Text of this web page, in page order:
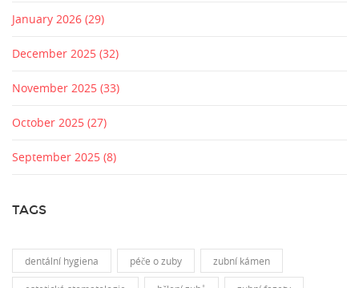
January 2026 (29)
December 2025 (32)
November 2025 (33)
October 2025 (27)
September 2025 (8)
TAGS
dentální hygiena péče o zuby zubní kámen